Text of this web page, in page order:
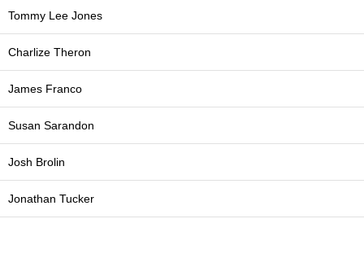
Tommy Lee Jones
Charlize Theron
James Franco
Susan Sarandon
Josh Brolin
Jonathan Tucker